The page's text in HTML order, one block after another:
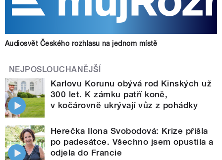
Audiosvět Českého rozhlasu na jednom místě
NEJPOSLOUCHANĚJŠÍ
Karlovu Korunu obývá rod Kinských už
300 let. K zámku patří koně,
v kočárovně ukrývají vůz z pohádky
Herečka Ilona Svobodová: Krize přišla
po padesátce. Všechno jsem opustila a
odjela do Francie